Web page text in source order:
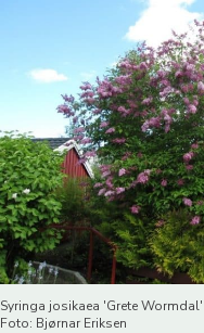
Syringa josikaea 'Grete
Foto: Bjørnar Eriksen